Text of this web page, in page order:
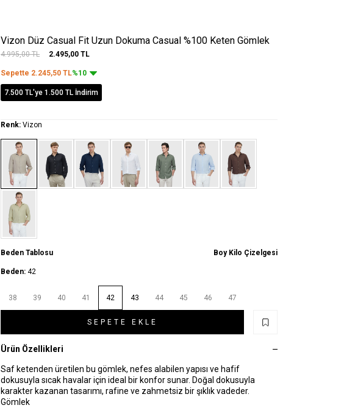
Vizon Düz Casual Fit Uzun Dokuma Casual %100 Keten Gömlek
4.995,00TL 2.495,00 TL
Sepette 2.245,50 TL%10
7.500 TL'ye 1.500 TL İndirim
Renk: Vizon
Beden Tablosu Boy Kilo Çizelgesi
Beden: 42
38 39 40 41 42 43 44 45 46 47
SEPETE EKLE
Ürün Özellikleri
Saf ketenden üretilen bu gömlek, nefes alabilen yapısı ve hafif
dokusuyla sıcak havalar için ideal bir konfor sunar. Doğal dokusuyla
karakter kazanan tasarımı, rafine ve zahmetsiz bir şıklık vadeder.
Gömlek